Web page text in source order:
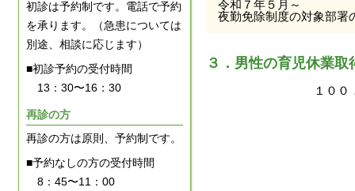
令和７年５月～
夜勤免除制度の対象部署
３．男性の育児休業
１００
初診は予約制です。電話で予約
を承ります。（急患については
別途、相談に応じます）
■初診予約の受付時間
13：30〜16：30
再診の方
再診の方は原則、予約制です。
■予約なしの方の受付時間
8：45〜11：00